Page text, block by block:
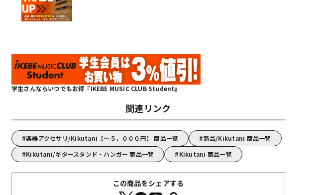
学生さんならいつでもお得『IKEBE MUSIC CLUB Student』
関連リンク
楽器アクセサリ/Kikutani【～５，０００円】 商品一覧
新品/Kikutani 商品一覧
Kikutani/ギタースタンド・ハンガー 商品一覧
Kikutani 商品一覧
この商品をシェアする